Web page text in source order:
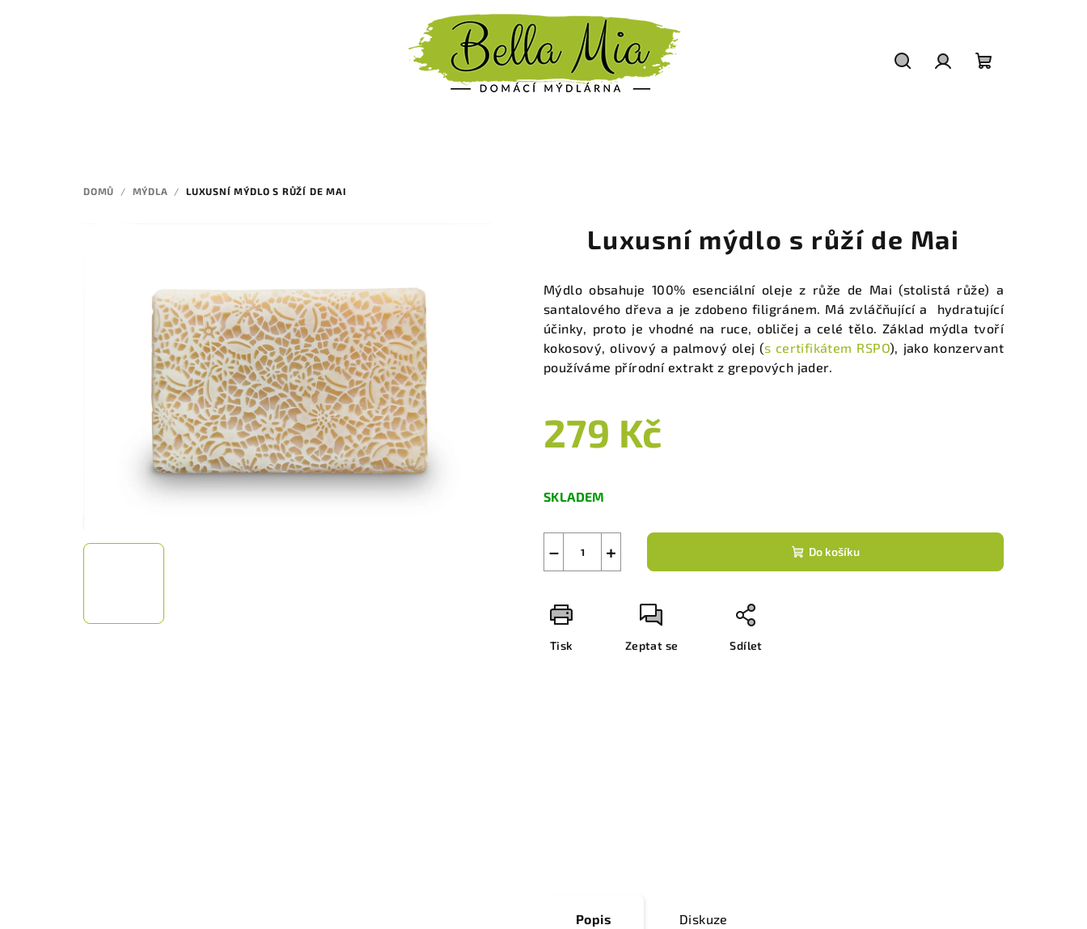
DOMŮ / MÝDLA / LUXUSNÍ MÝDLO S RŮŽÍ DE MAI
Luxusní mýdlo s růží de Mai
Mýdlo obsahuje 100% esenciální oleje z růže de Mai (stolistá růže) a
santalového dřeva a je zdobeno filigránem. Má zvláčňující a hydratující
účinky, proto je vhodné na ruce, obličej a celé tělo.Základ mýdla tvoří
kokosový, olivový a palmový olej (s certifikátem RSPO), jako konzervant
používáme přírodní extrakt z grepových jader.
279 Kč
cena:
SKLADEM
+
− Do košíku
Tisk Zeptat se Sdílet
Popis Diskuze